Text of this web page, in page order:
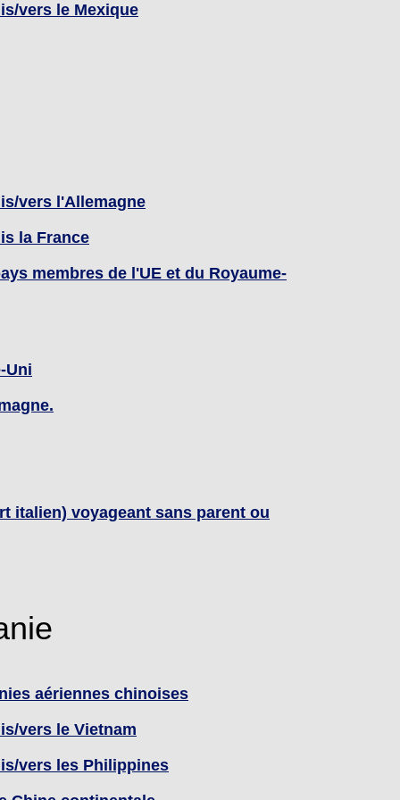
vers le Mexique
vers l'Allemagne
la France
membres de l'UE et du Royaume-
Uni
italien) voyageant sans parent ou
aériennes chinoises
vers le Vietnam
vers les Philippines